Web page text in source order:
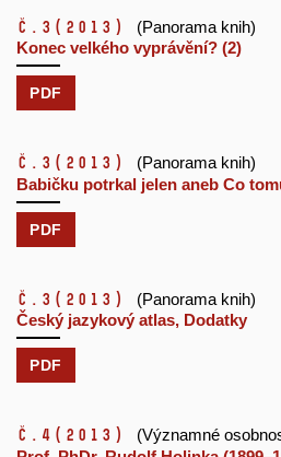
č.3 (2013)
(Panorama knih)
Konec velkého vyprávění? (2)
PDF
č.3 (2013)
(Panorama knih)
Babičku potrkal jelen aneb Co
PDF
č.3 (2013)
(Panorama knih)
Český jazykový atlas, Dodatky
PDF
č.4 (2013)
(Významné